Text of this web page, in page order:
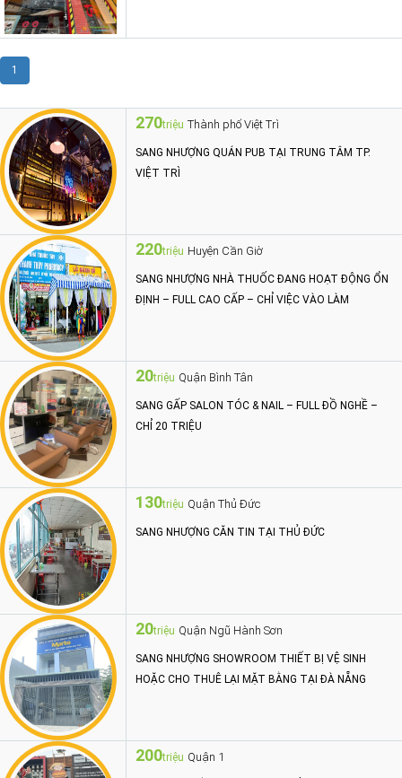
1
270triệu Thành phố Việt Trì
SANG NHƯỢNG QUÁN PUB TẠI TRUNG TÂM TP.
VIỆT TRÌ
220triệu Huyện Cần Giờ
SANG NHƯỢNG NHÀ THUỐC ĐANG HOẠT ĐỘNG ỔN
ĐỊNH – FULL CAO CẤP – CHỈ VIỆC VÀO LÀM
20triệu Quận Bình Tân
SANG GẤP SALON TÓC & NAIL – FULL ĐỒ NGHỀ –
CHỈ 20 TRIỆU
130triệu Quận Thủ Đức
SANG NHƯỢNG CĂN TIN TẠI THỦ ĐỨC
20triệu Quận Ngũ Hành Sơn
SANG NHƯỢNG SHOWROOM THIẾT BỊ VỆ SINH
HOẶC CHO THUÊ LẠI MẶT BẰNG TẠI ĐÀ NẴNG
200triệu Quận 1